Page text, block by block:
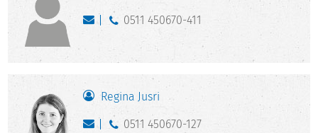
0511 450670-411
Regina Jusri
0511 450670-127